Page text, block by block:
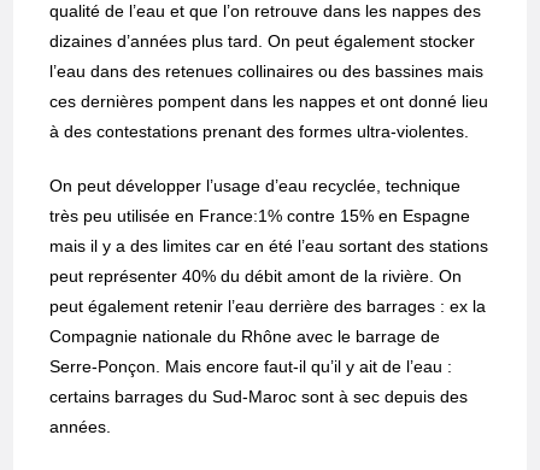
qualité de l’eau et que l’on retrouve dans les nappes des
dizaines d’années plus tard. On peut également stocker
l’eau dans des retenues collinaires ou des bassines mais
ces dernières pompent dans les nappes et ont donné lieu
à des contestations prenant des formes ultra-violentes.
On peut développer l’usage d’eau recyclée, technique
très peu utilisée en France:1% contre 15% en Espagne
mais il y a des limites car en été l’eau sortant des stations
peut représenter 40% du débit amont de la rivière. On
peut également retenir l’eau derrière des barrages : ex la
Compagnie nationale du Rhône avec le barrage de
Serre-Ponçon. Mais encore faut-il qu’il y ait de l’eau :
certains barrages du Sud-Maroc sont à sec depuis des
années.